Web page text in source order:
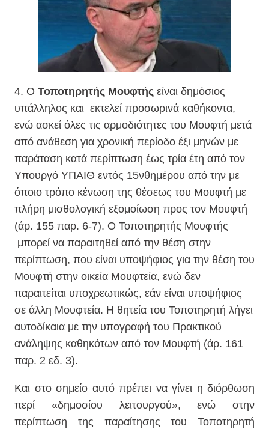
4. Ο Τοποτηρητής Μουφτής είναι δημόσιος
υπάλληλος και εκτελεί προσωρινά καθήκοντα,
ενώ ασκεί όλες τις αρμοδιότητες του Μουφτή μετά
από ανάθεση για χρονική περίοδο έξι μηνών με
παράταση κατά περίπτωση έως τρία έτη από τον
Υπουργό ΥΠΑΙΘ εντός 15νθημέρου από την με
όποιο τρόπο κένωση της θέσεως του Μουφτή με
πλήρη μισθολογική εξομοίωση προς τον Μουφτή
(άρ. 155 παρ. 6-7). Ο Τοποτηρητής Μουφτής
μπορεί να παραιτηθεί από την θέση στην
περίπτωση, που είναι υποψήφιος για την θέση του
Μουφτή στην οικεία Μουφτεία, ενώ δεν
παραιτείται υποχρεωτικώς, εάν είναι υποψήφιος
σε άλλη Μουφτεία. Η θητεία του Τοποτηρητή λήγει
αυτοδίκαια με την υπογραφή του Πρακτικού
ανάληψης καθηκότων από τον Μουφτή (άρ. 161
παρ. 2 εδ. 3).
Και στο σημείο αυτό πρέπει να γίνει η διόρθωση
περί «δημοσίου λειτουργού», ενώ στην
περίπτωση της παραίτησης του Τοποτηρητή